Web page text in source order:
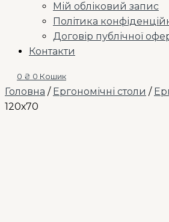
Мій обліковий запис
Політика
Договір публічної
Контакти
0 ₴ 0 Кошик
Головна / Ергономічні столи /
120х70